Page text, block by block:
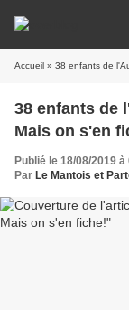
Accueil » 38 enfants de
38 enfants de
Mais on s'en
Publié le 18/08/2019 à
Par Le Mantois et